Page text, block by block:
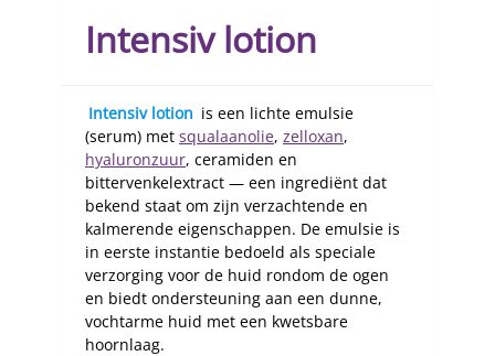
Intensiv lotion
Intensiv lotion is een lichte emulsie
(serum) met squalaanolie, zelloxan,
hyaluronzuur, ceramiden en
bittervenkelextract — een ingrediënt dat
bekend staat om zijn verzachtende en
kalmerende eigenschappen. De emulsie is
in eerste instantie bedoeld als speciale
verzorging voor de huid rondom de ogen
en biedt ondersteuning aan een dunne,
vochtarme huid met een kwetsbare
hoornlaag.